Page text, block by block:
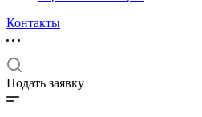
Контакты
Подать заявку